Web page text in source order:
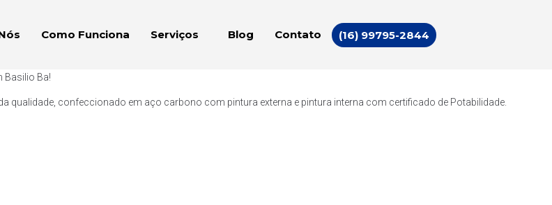
Como Funciona Serviços Blog Contato (16) 99795-2844
Basilio Ba!
confeccionado em aço carbono com pintura externa e pintura interna com certificado de Potabilidade.